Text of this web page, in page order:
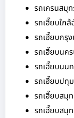
รถเครนสมุ
รถเฮี๊ยบใกล้
รถเฮี๊ยบกรุ
รถเฮี๊ยบนค
รถเฮี๊ยบนน
รถเฮี๊ยบปทุ
รถเฮี๊ยบสมุ
รถเฮี๊ยบสมุ